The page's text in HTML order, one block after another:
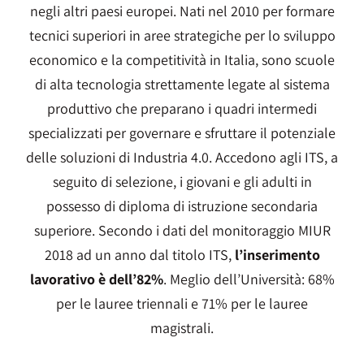
negli altri paesi europei. Nati nel 2010 per formare
tecnici superiori in aree strategiche per lo sviluppo
economico e la competitività in Italia, sono scuole
di alta tecnologia strettamente legate al sistema
produttivo che preparano i quadri intermedi
specializzati per governare e sfruttare il potenziale
delle soluzioni di Industria 4.0. Accedono agli ITS, a
seguito di selezione, i giovani e gli adulti in
possesso di diploma di istruzione secondaria
superiore. Secondo i dati del monitoraggio MIUR
2018 ad un anno dal titolo ITS, l’inserimento
lavorativo è dell’82%. Meglio dell’Università: 68%
per le lauree triennali e 71% per le lauree
magistrali.